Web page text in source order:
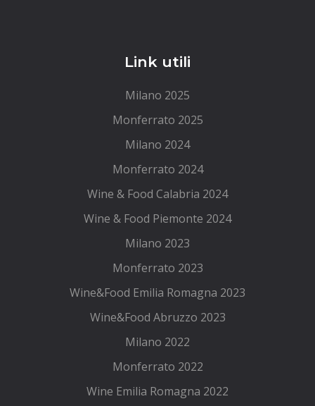
Link utili
Milano 2025
Monferrato 2025
Milano 2024
Monferrato 2024
Wine & Food Calabria 2024
Wine & Food Piemonte 2024
Milano 2023
Monferrato 2023
Wine&Food Emilia Romagna 2023
Wine&Food Abruzzo 2023
Milano 2022
Monferrato 2022
Wine Emilia Romagna 2022